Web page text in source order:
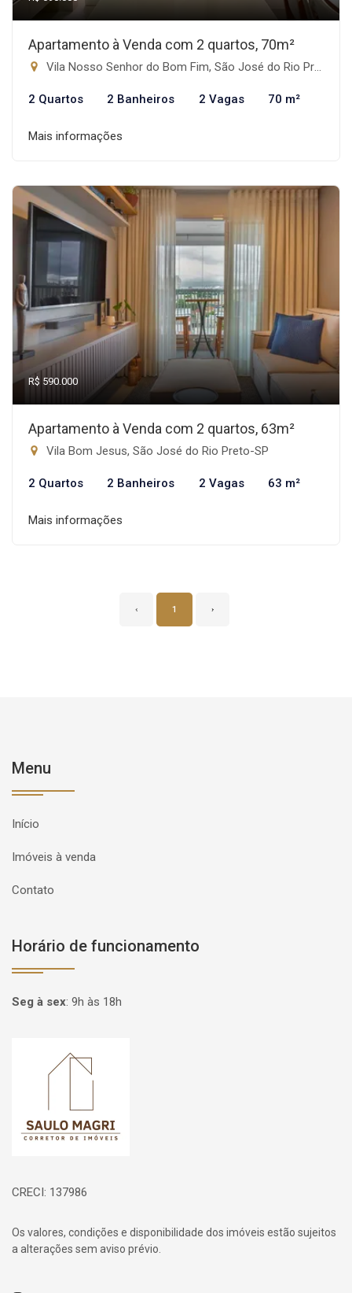
Apartamento à Venda com 2 quartos, 70m²
Vila Nosso Senhor do Bom Fim, São José do Rio Preto-SP
2 Quartos 2 Banheiros 2 Vagas 70 m²
Mais informações
R$ 590.000
Apartamento à Venda com 2 quartos, 63m²
Vila Bom Jesus, São José do Rio Preto-SP
2 Quartos 2 Banheiros 2 Vagas 63 m²
Mais informações
‹ 1 ›
Menu
Início
Imóveis à venda
Contato
Horário de funcionamento
Seg à sex: 9h às 18h
Página inicial
CRECI: 137986
Os valores, condições e disponibilidade dos imóveis estão sujeitos
a alterações sem aviso prévio.